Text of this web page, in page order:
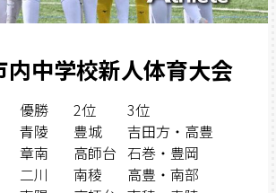
中学校新人体育大会
優勝
青陵
章南
二川
2位
豊城
高師台
南稜
3位
吉田方・高豊
石巻・豊岡
高豊・南部